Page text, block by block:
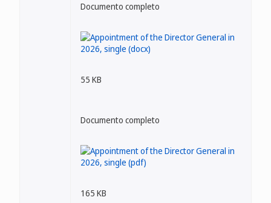
Documento completo
55 KB
Documento completo
165 KB